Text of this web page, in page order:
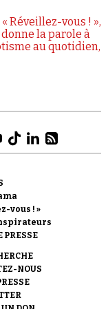
Réveillez-vous ! »,
la parole à
au quotidien,
vous ! »
PRESSE
NOUS